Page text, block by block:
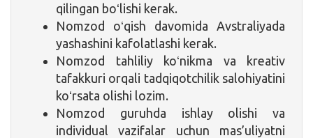
qilingan boʻlishi kerak.
Nomzod oʻqish davomida Avstraliyada
yashashini kafolatlashi kerak.
Nomzod tahliliy koʻnikma va kreativ
tafakkuri orqali tadqiqotchilik salohiyatini
koʻrsata olishi lozim.
Nomzod guruhda ishlay olishi va
individual vazifalar uchun mas’uliyatni